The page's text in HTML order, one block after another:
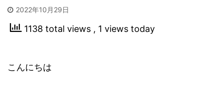
2022年10月29日
1138 total views , 1 views today
こんにちは